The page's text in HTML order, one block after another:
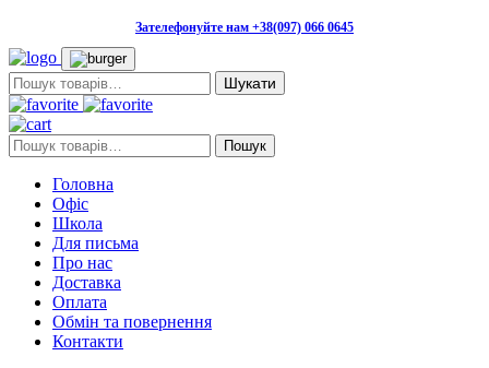
Зателефонуйте нам +38(097) 066 0645
Пошук:
Пошук: Пошук
Головна
Офіс
Школа
Для письма
Про нас
Доставка
Оплата
Обмін та повернення
Контакти